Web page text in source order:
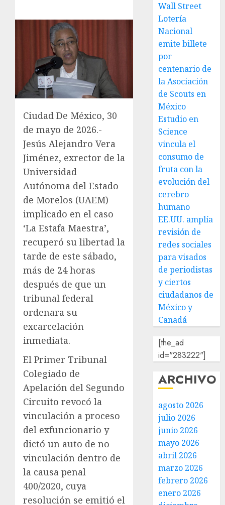
Ciudad De México, 30
de mayo de 2026.-
Jesús Alejandro Vera
Jiménez, exrector de la
Universidad
Autónoma del Estado
de Morelos (UAEM)
implicado en el caso
‘La Estafa Maestra’,
recuperó su libertad la
tarde de este sábado,
más de 24 horas
después de que un
tribunal federal
ordenara su
excarcelación
inmediata.
El Primer Tribunal
Colegiado de
Apelación del Segundo
Circuito revocó la
vinculación a proceso
del exfuncionario y
dictó un auto de no
vinculación dentro de
la causa penal
400/2020, cuya
resolución se emitió el
Wall Street
Lotería
Nacional
emite billete
por
centenario de
la Asociación
de Scouts en
México
Estudio en
Science
vincula el
consumo de
fruta con la
evolución del
cerebro
humano
EE.UU. amplía
revisión de
redes sociales
para visados
de periodistas
y ciertos
ciudadanos de
México y
Canadá
[the_ad
id="283222"]
ARCHIVO
agosto 2026
julio 2026
junio 2026
mayo 2026
abril 2026
marzo 2026
febrero 2026
enero 2026